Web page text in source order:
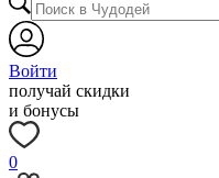
Войти
получай скидки
и бонусы
0